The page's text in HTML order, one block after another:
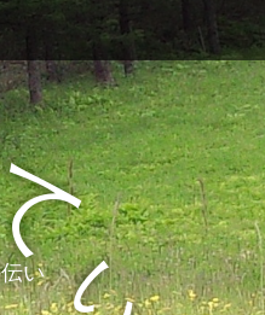
い